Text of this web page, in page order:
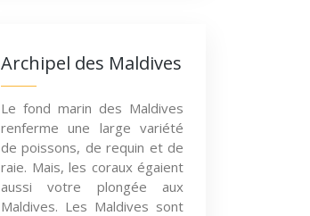
Archipel des Maldives
Le fond marin des Maldives
renferme une large variété
de poissons, de requin et de
raie. Mais, les coraux égaient
aussi votre plongée aux
Maldives. Les Maldives sont